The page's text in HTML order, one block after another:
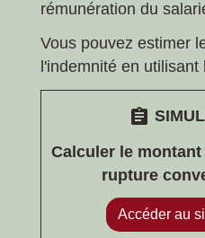
rémunération du
Vous pouvez estimer
l'indemnité en
assignment
Calculer le
rupture
Accéder au